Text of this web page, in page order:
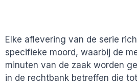
Elke aflevering van de serie
specifieke moord, waarbij de
minuten van de zaak worden
in de rechtbank betreffen die